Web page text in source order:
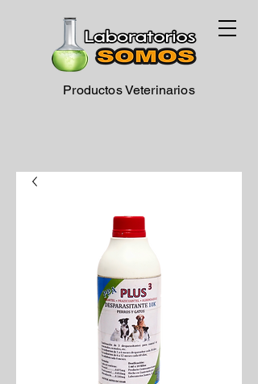
Productos Veterinarios